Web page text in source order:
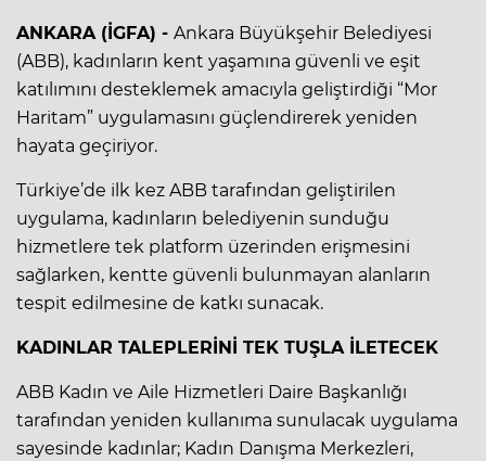
ANKARA (İGFA) - Ankara Büyükşehir Belediyesi
(ABB), kadınların kent yaşamına güvenli ve eşit
katılımını desteklemek amacıyla geliştirdiği “Mor
Haritam” uygulamasını güçlendirerek yeniden
hayata geçiriyor.
Türkiye’de ilk kez ABB tarafından geliştirilen
uygulama, kadınların belediyenin sunduğu
hizmetlere tek platform üzerinden erişmesini
sağlarken, kentte güvenli bulunmayan alanların
tespit edilmesine de katkı sunacak.
KADINLAR TALEPLERİNİ TEK TUŞLA İLETECEK
ABB Kadın ve Aile Hizmetleri Daire Başkanlığı
tarafından yeniden kullanıma sunulacak uygulama
sayesinde kadınlar; Kadın Danışma Merkezleri,